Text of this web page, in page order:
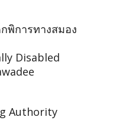
พิการทางสมอง
Disabled
Authority